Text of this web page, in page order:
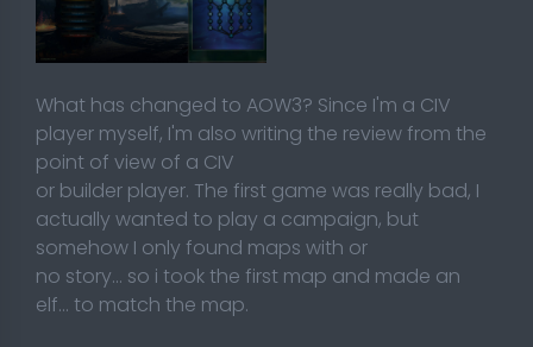
What has changed to AOW3? Since I'm a CIV
player myself, I'm also writing the review from the
point of view of a CIV
or builder player. The first game was really bad, I
actually wanted to play a campaign, but
somehow I only found maps with or
no story... so i took the first map and made an
elf... to match the map.